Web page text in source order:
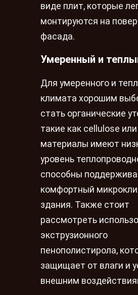
виде плит, которые
монтируются на
фасада.
Умеренный и
Для умеренного и
климата хорошим
стать органические
такие как cellulose
материалы имеют
уровень
способны
комфортный
здания. Также стоит
рассмотреть
экструзионного
пенополистирола,
защищает от влаги и
внешним